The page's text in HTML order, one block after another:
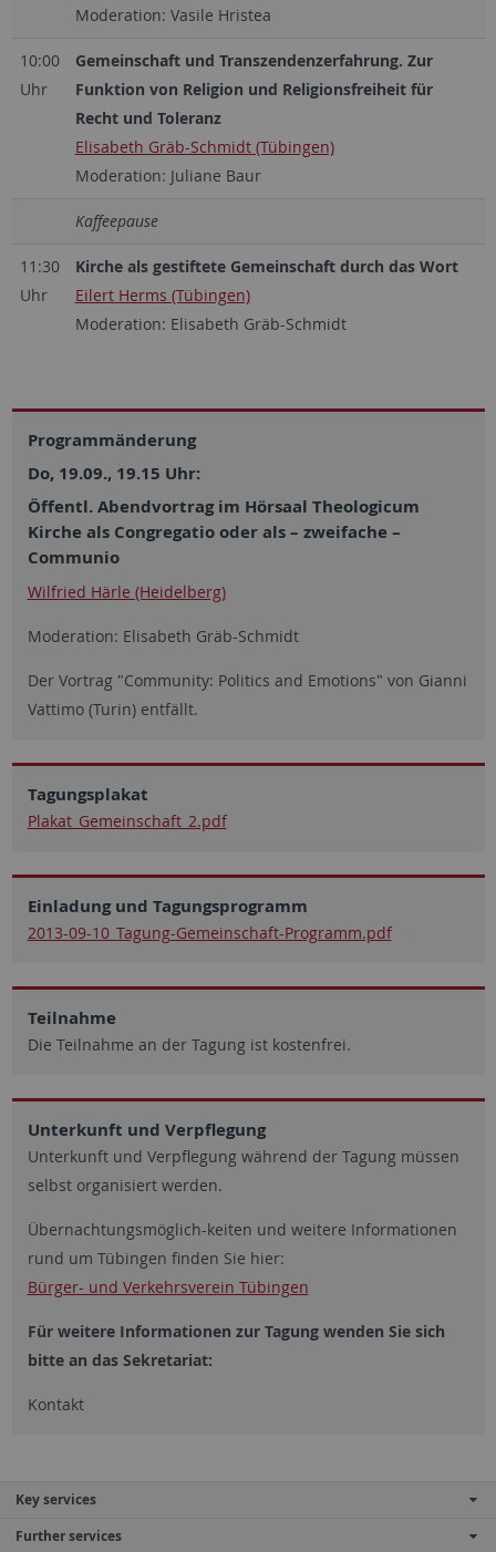
Moderation: Vasile Hristea
10:00
Uhr
Gemeinschaft und Transzendenzerfahrung. Zur
Funktion von Religion und Religionsfreiheit für
Recht und Toleranz
Elisabeth Gräb-Schmidt (Tübingen)
Moderation: Juliane Baur
Kaffeepause
11:30
Uhr
Kirche als gestiftete Gemeinschaft durch das Wort
Eilert Herms (Tübingen)
Moderation: Elisabeth Gräb-Schmidt
Programmänderung
Do, 19.09., 19.15 Uhr:
Öffentl. Abendvortrag im Hörsaal Theologicum
Kirche als Congregatio oder als – zweifache –
Communio
Wilfried Härle (Heidelberg)
Moderation: Elisabeth Gräb-Schmidt
Der Vortrag "Community: Politics and Emotions" von Gianni
Vattimo (Turin) entfällt.
Tagungsplakat
Plakat_Gemeinschaft_2.pdf
Einladung und Tagungsprogramm
2013-09-10_Tagung-Gemeinschaft-Programm.pdf
Teilnahme
Die Teilnahme an der Tagung ist kostenfrei.
Unterkunft und Verpflegung
Unterkunft und Verpflegung während der Tagung müssen
selbst organisiert werden.
Übernachtungsmöglich-keiten und weitere Informationen
rund um Tübingen finden Sie hier:
Bürger- und Verkehrsverein Tübingen
Für weitere Informationen zur Tagung wenden Sie sich
bitte an das Sekretariat:
Kontakt
Key services
Further services